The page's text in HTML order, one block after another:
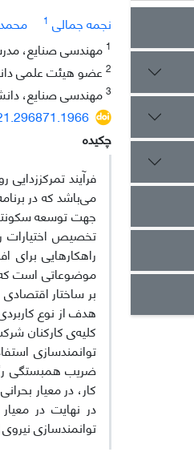
نجمه جمالی 1
1 مهندسی صنایع،
2 عضو هیئت علمی
3مهندسی صنایع،
چکیده
فرآیند
می‌باشد که در
جهت توسعه
تخصیص اختیارات
راهکارهایی برای
موضوعاتی است که
هدف از نوع
کلیه‌ی کارکنان
ضریب همبستگی
کار، در معیار
در نهایت در
توانمند‌سازی